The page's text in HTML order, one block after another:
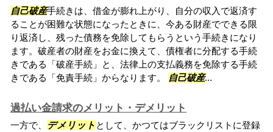
自己破産手続きは、借金が膨れ上がり、自分の収入で返済す
ることが困難な状態になったときに、今ある財産でできる限
り返済し、残った債務を免除してもらうという手続きになり
ます。破産者の財産をお金に換えて、債権者に分配する手続
きである「破産手続」と、法律上の支払義務を免除する手続
きである「免責手続」からなります。
自己破産...
過払い金請求のメリット・デメリット
一方で、 デメリット として、かつてはブラックリストに登録